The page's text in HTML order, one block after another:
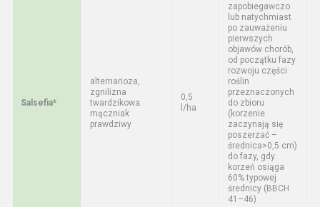
Salsefia*
alternarioza,
zgnilizna
twardzikowa.
mączniak
prawdziwy
0,5
l/ha
zapobiegawczo
lub natychmiast
po zauważeniu
pierwszych
objawów chorób,
od początku fazy
rozwoju części
roślin
przeznaczonych
do zbioru
(korzenie
zaczynają się
poszerzać –
średnica>0,5 cm)
do fazy, gdy
korzeń osiąga
60% typowej
średnicy (BBCH
41–46)